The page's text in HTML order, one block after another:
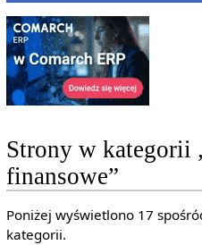
Strony w kategorii
finansowe”
Poniżej wyświetlono 17
kategorii.